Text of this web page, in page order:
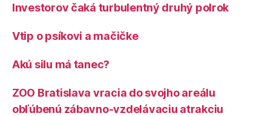
Investorov čaká turbulentný druhý polrok
Vtip o psíkovi a mačičke
Akú silu má tanec?
ZOO Bratislava vracia do svojho areálu
obľúbenú zábavno-vzdelávaciu atrakciu